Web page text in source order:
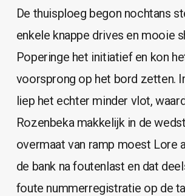
De thuisploeg begon nochtans
enkele knappe drives en mooie
Poperinge het initiatief en kon
voorsprong op het bord zetten.
liep het echter minder vlot,
Rozenbeka makkelijk in de
overmaat van ramp moest Lore
de bank na foutenlast en dat
foute nummerregistratie op de